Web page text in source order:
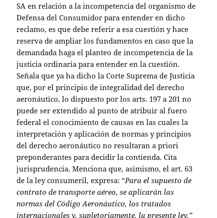
SA en relación a la incompetencia del organismo de
Defensa del Consumidor para entender en dicho
reclamo, es que debe referir a esa cuestión y hace
reserva de ampliar los fundamentos en caso que la
demandada haga el planteo de incompetencia de la
justicia ordinaria para entender en la cuestión.
Señala que ya ha dicho la Corte Suprema de Justicia
que, por el principio de integralidad del derecho
aeronáutico, lo dispuesto por los arts. 197 a 201 no
puede ser extendido al punto de atribuir al fuero
federal el conocimiento de causas en las cuales la
interpretación y aplicación de normas y principios
del derecho aeronáutico no resultaran a priori
preponderantes para decidir la contienda. Cita
jurisprudencia. Menciona que, asimismo, el art. 63
de la ley consumeril, expresa: “Para el supuesto de
contrato de transporte aéreo, se aplicarán las
normas del Código Aeronáutico, los tratados
internacionales y, supletoriamente, la presente ley.”